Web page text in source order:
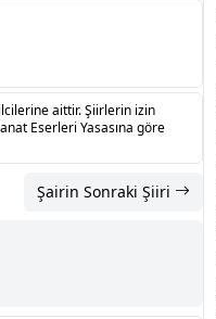
aittir. Şiirlerin izin
Eserleri Yasasına göre
Şairin Sonraki Şiiri